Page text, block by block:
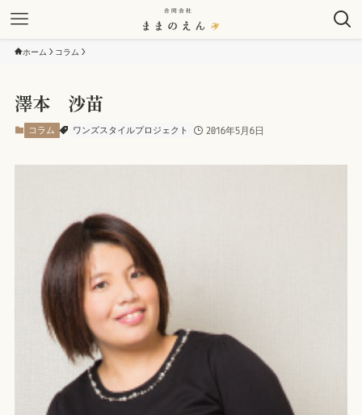
ホーム コラム
澤本 沙苗
コラム ワンズスタイルプロジェクト 2016年5月6日